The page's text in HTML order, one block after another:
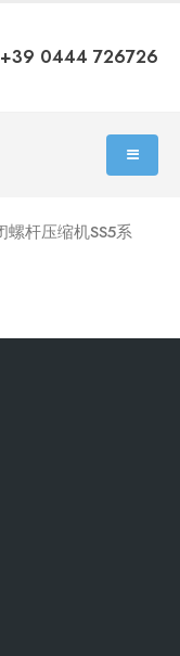
+39 0444 726726
杆压缩机SS5系